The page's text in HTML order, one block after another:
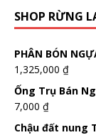
SHOP RỪNG
PHÂN BÓN
1,325,000 ₫
Ống Trụ Bán
7,000 ₫
Chậu đất nung